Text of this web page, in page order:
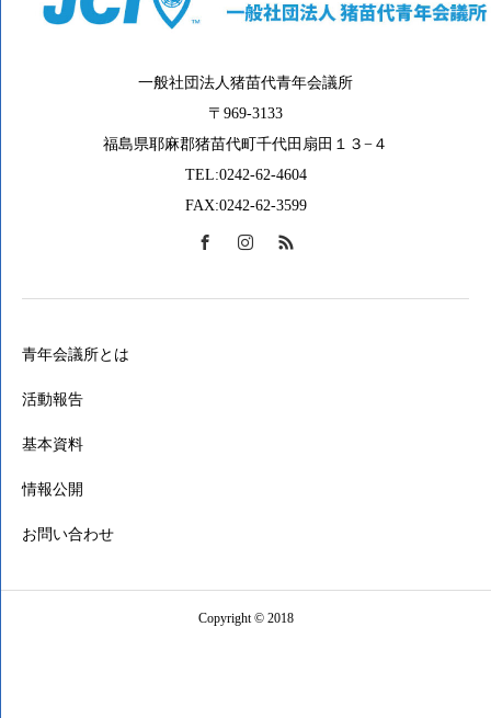
一般社団法人猪苗代青年会議所
〒969-3133
福島県耶麻郡猪苗代町千代田扇田１３−４
TEL:0242-62-4604
FAX:0242-62-3599
青年会議所とは
活動報告
基本資料
情報公開
お問い合わせ
Copyright © 2018